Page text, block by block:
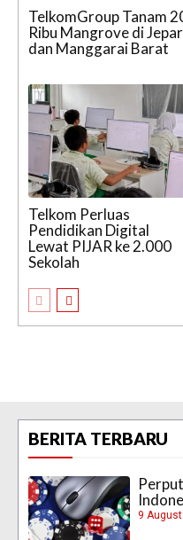
TelkomGroup Tanam
Ribu Mangrove di
dan Manggarai Barat
Telkom Perluas
Pendidikan Digital
Lewat PIJAR ke 2.000
Sekolah
BERITA TERBARU
9